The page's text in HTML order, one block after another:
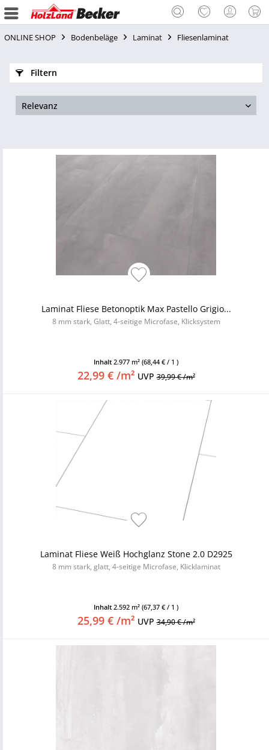
ONLINE SHOP Bodenbeläge Laminat Fliesenlaminat
Filtern
Laminat Fliese Betonoptik Max Pastello Grigio...
8 mm stark, Glatt, 4-seitige Microfase, Klicksystem
Inhalt 2.977 m² (68,44 € / 1 )
22,99 € /m² UVP39,99 € /m²
Laminat Fliese Weiß Hochglanz Stone 2.0 D2925
8 mm stark, glatt, 4-seitige Microfase, Klicklaminat
Inhalt 2.592 m² (67,37 € / 1 )
25,99 € /m² UVP34,90 € /m²